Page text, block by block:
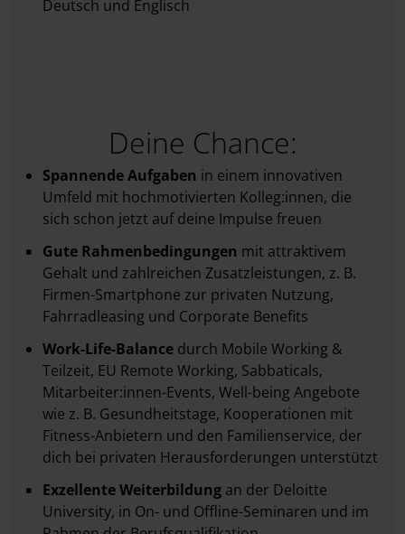
Deutsch und Englisch
Deine Chance:
Spannende Aufgaben in einem innovativen
Umfeld mit hochmotivierten Kolleg:innen, die
sich schon jetzt auf deine Impulse freuen
Gute Rahmenbedingungen mit attraktivem
Gehalt und zahlreichen Zusatzleistungen, z. B.
Firmen-Smartphone zur privaten Nutzung,
Fahrradleasing und Corporate Benefits
Work-Life-Balance durch Mobile Working &
Teilzeit, EU Remote Working, Sabbaticals,
Mitarbeiter:innen-Events, Well-being Angebote
wie z. B. Gesundheitstage, Kooperationen mit
Fitness-Anbietern und den Familienservice, der
dich bei privaten Herausforderungen unterstützt
Exzellente Weiterbildung an der Deloitte
University, in On- und Offline-Seminaren und im